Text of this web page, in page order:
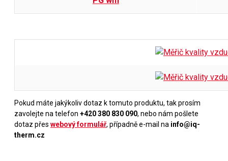
Pokud máte jakýkoliv dotaz k tomuto produktu, tak prosím
zavolejte na telefon +420 380 830 090, nebo nám pošlete
dotaz přes webový formulář, případně e-mail na info@iq-
therm.cz